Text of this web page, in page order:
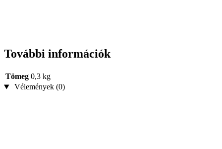
További információk
Tömeg 0,3 kg
Vélemények (0)